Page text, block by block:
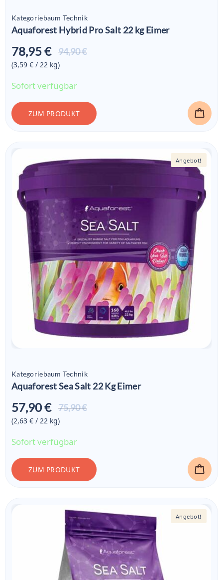
Kategoriebaum Technik
Aquaforest Hybrid Pro Salt 22 kg Eimer
94,90 €
78,95 €
Aktueller
(3,59 € / 22 kg)
Sofort verfügbar
ZUM PRODUKT
Angebot!
Kategoriebaum Technik
Aquaforest Sea Salt 22 Kg Eimer
75,90 €
57,90 €
Aktueller
(2,63 € / 22 kg)
Sofort verfügbar
ZUM PRODUKT
Angebot!